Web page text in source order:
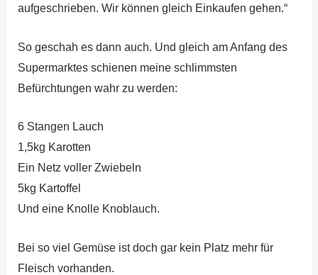
aufgeschrieben. Wir können gleich Einkaufen gehen.“
So geschah es dann auch. Und gleich am Anfang des
Supermarktes schienen meine schlimmsten
Befürchtungen wahr zu werden:
6 Stangen Lauch
1,5kg Karotten
Ein Netz voller Zwiebeln
5kg Kartoffel
Und eine Knolle Knoblauch.
Bei so viel Gemüse ist doch gar kein Platz mehr für
Fleisch vorhanden.